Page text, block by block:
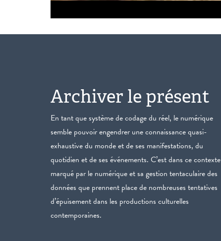
Archiver le présent
En tant que système de codage du réel, le numérique
semble pouvoir engendrer une connaissance quasi-
exhaustive du monde et de ses manifestations, du
quotidien et de ses événements. C’est dans ce contexte
marqué par le numérique et sa gestion tentaculaire des
données que prennent place de nombreuses tentatives
d’épuisement dans les productions culturelles
contemporaines.